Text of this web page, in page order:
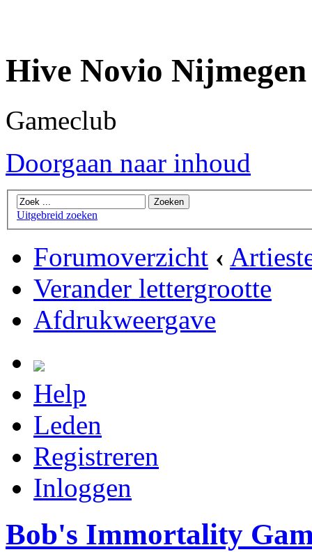
Hive Novio Nijmegen
Gameclub
Doorgaan naar inhoud
Uitgebreid zoeken
Forumoverzicht ‹
Verander lettergrootte
Afdrukweergave
Help
Leden
Registreren
Inloggen
Bob's Immortality